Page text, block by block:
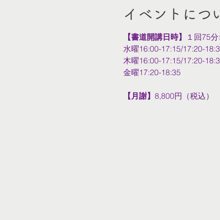
イベントにつ
【書道開講日時】
１回75
水曜16:00-17:15/17:20-
木曜16:00-17:15/17:20-
金曜17:20-18:35
【月謝】 8,800円（税込）